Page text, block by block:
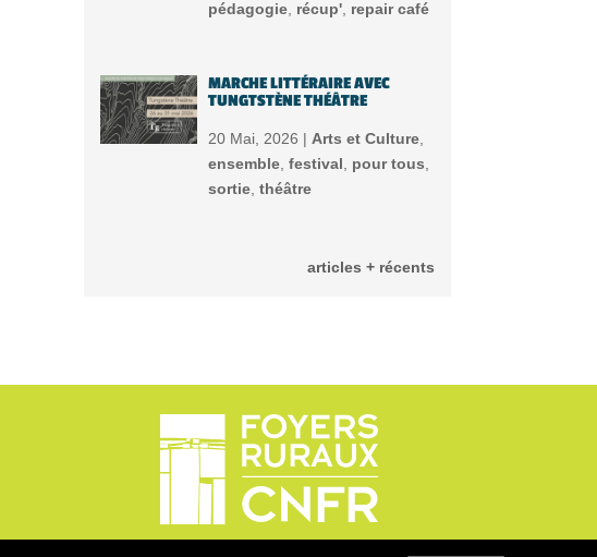
pédagogie, récup', repair café
MARCHE LITTÉRAIRE AVEC
TUNGTSTÈNE THÉÂTRE
20 Mai, 2026 | Arts et Culture,
ensemble, festival, pour tous,
sortie, théâtre
articles + récents